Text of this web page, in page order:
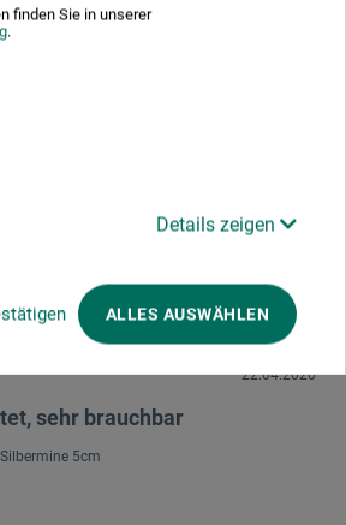
finden Sie in unserer
.
Details zeigen
ALLES AUSWÄHLEN
in einen normalen Fallstift passen
sie dann mehr Gewicht hätten und
zu arbeiten.
das Ergebnis beeinflusst.
22.04.2020
sehr brauchbar
5cm